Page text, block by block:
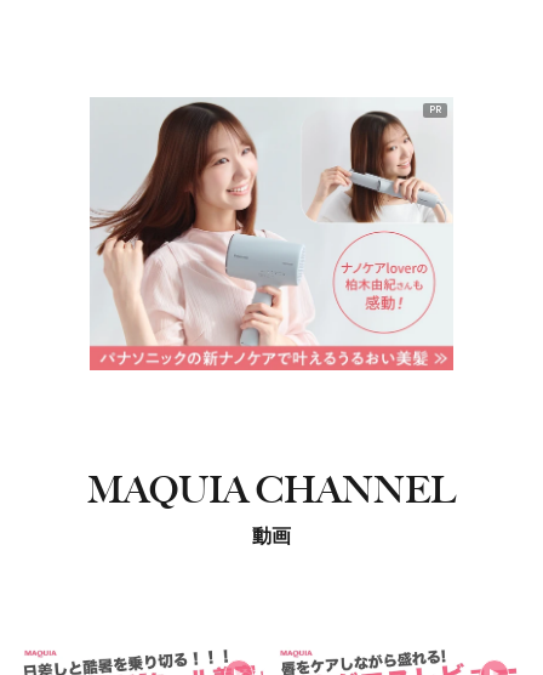
PR
MAQUIA CHANNEL
動画